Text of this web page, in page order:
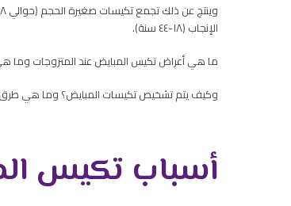
الإنجاب (١٨-٤٤ سنة).
ما هي أعراض تكيس المبايض عند المتزوجات وما
وكيف يتم تشخيص تكيسات المبايض؟ وما هي طرق
أسباب تكيس